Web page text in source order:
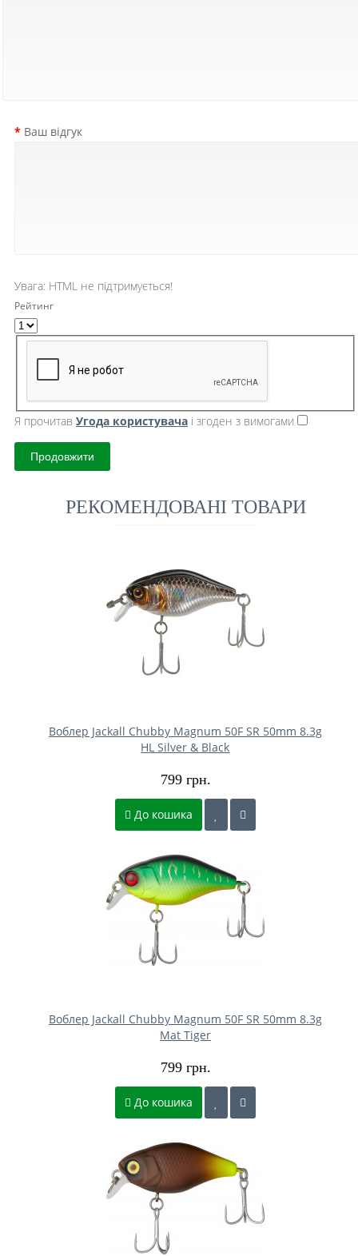
Ваш відгук
Увага: HTML не підтримується!
Рейтинг
Я прочитав Угода користувача і згоден з вимогами
Продовжити
РЕКОМЕНДОВАНІ ТОВАРИ
Воблер Jackall Chubby Magnum 50F SR 50mm 8.3g
HL Silver & Black
799 грн.
До кошика
Воблер Jackall Chubby Magnum 50F SR 50mm 8.3g
Mat Tiger
799 грн.
До кошика